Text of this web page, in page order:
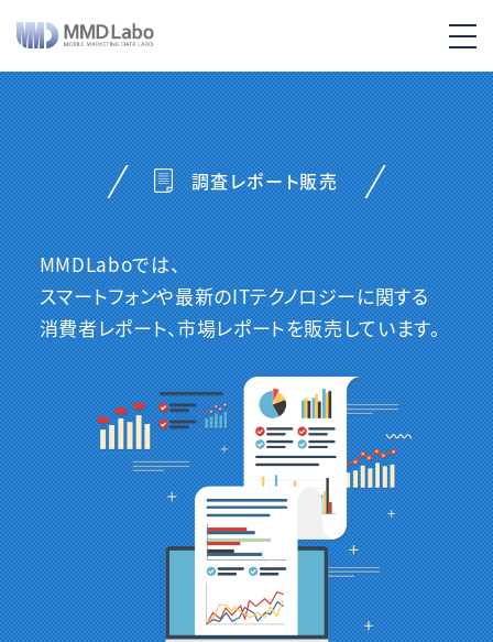
調査レポート販売
MMDLaboでは、
スマートフォンや最新のITテクノロジーに関する
消費者レポート、市場レポートを販売しています。